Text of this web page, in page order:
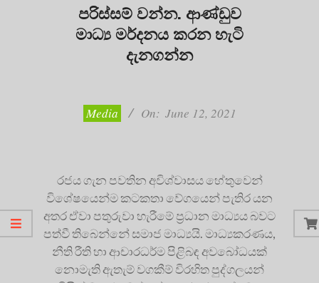
පරිස්සම් වන්න. ආණ්ඩුව
මාධ්‍ය මර්දනය කරන හැටි
දැනගන්න
Media On: June 12, 2021
රජය ගැන පවතින අවිශ්වාසය හේතුවෙන්
විශේෂයෙන්ම කටකතා වේගයෙන් පැතිර යන
අතර ඒවා පතුරුවා හැරීමේ ප්‍රධාන මාධ්‍යය බවට
පත්වී තිබෙන්නේ සමාජ මාධ්‍යයි. මාධ්‍යකරණය,
නීති රීති හා ආචාරධර්ම පිළිබඳ අවබෝධයක්
නොමැති ඇතැම් වගකීම් විරහිත පුද්ගලයන්